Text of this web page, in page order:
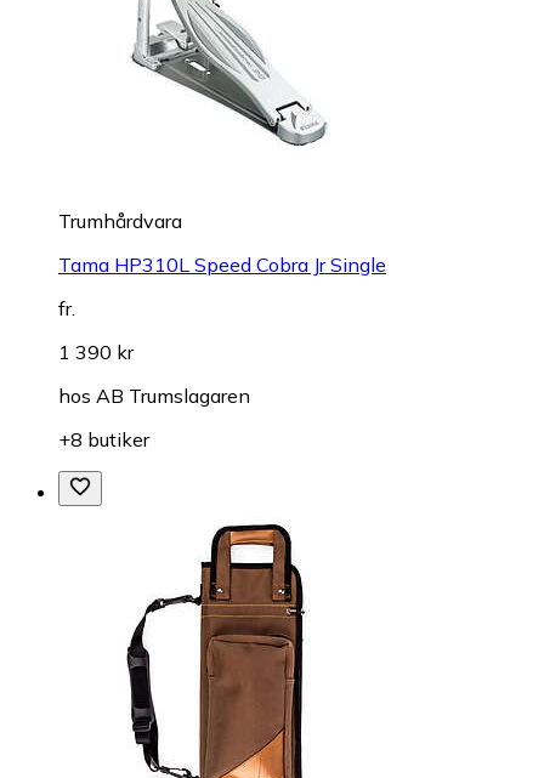
Trumhårdvara
Tama HP310L Speed Cobra Jr Single
fr.
1 390 kr
hos AB Trumslagaren
+8 butiker